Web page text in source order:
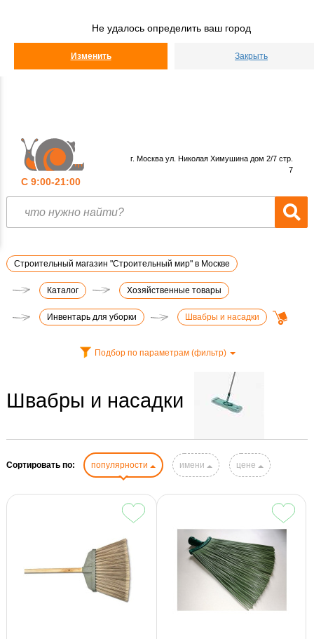
Не удалось определить ваш город
Изменить Закрыть
С 9:00-21:00
г. Москва ул. Николая Химушина дом 2/7 стр.
7
Строительный магазин "Строительный мир" в Москве
Каталог Хозяйственные товары
Инвентарь для уборки Швабры и насадки
Подбор по параметрам (фильтр)
Швабры и насадки
Сортировать по: популярности имени цене